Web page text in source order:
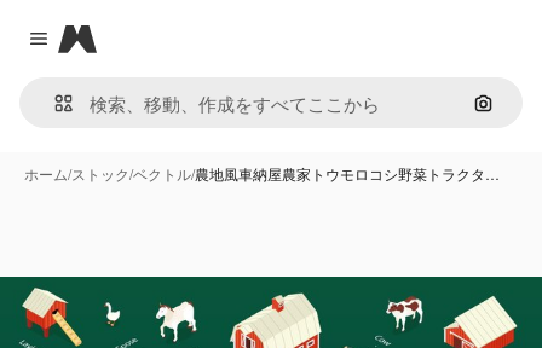
Close menu
Magnific
画像で
ホーム/ストック/ベクトル/農地風車納屋農家トウモロコシ野菜トラクタ…